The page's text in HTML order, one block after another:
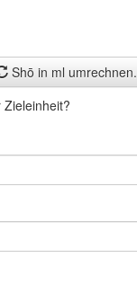
Shō in ml umrechnen.